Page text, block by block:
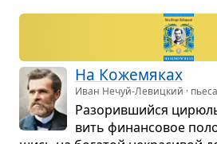
На Коже­мя­ках
Иван Нечуй-Левицкий · пьеса
Разо­рив­шийся
вить финан­со­вое